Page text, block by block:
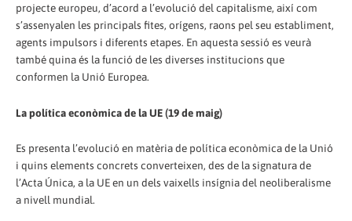
projecte europeu, d’acord a l’evolució del capitalisme, així com
s’assenyalen les principals fites, orígens, raons pel seu establiment,
agents impulsors i diferents etapes. En aquesta sessió es veurà
també quina és la funció de les diverses institucions que
conformen la Unió Europea.
La política econòmica de la UE (19 de maig)
Es presenta l’evolució en matèria de política econòmica de la Unió
i quins elements concrets converteixen, des de la signatura de
l’Acta Única, a la UE en un dels vaixells insígnia del neoliberalisme
a nivell mundial.